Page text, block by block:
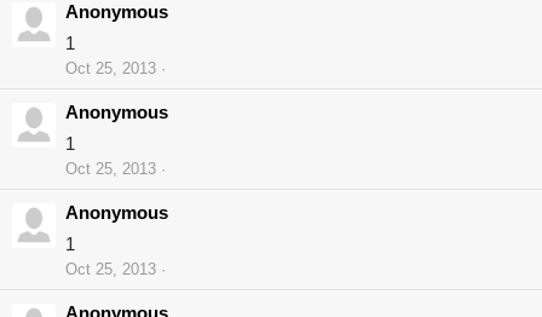
Anonymous
1
Oct 25, 2013
Anonymous
1
Oct 25, 2013
Anonymous
1
Oct 25, 2013
Anonymous